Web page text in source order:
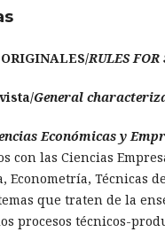
RULES
General
Económicas y
con las Ciencias
Econometría, Técnicas
que traten de la
procesos técnicos-